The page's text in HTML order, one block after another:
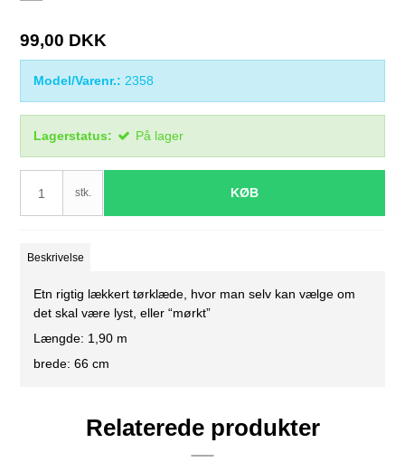
99,00 DKK
Model/Varenr.: 2358
Lagerstatus: På lager
stk. KØB
Beskrivelse
Etn rigtig lækkert tørklæde, hvor man selv kan vælge om
det skal være lyst, eller “mørkt”
Længde: 1,90 m
brede: 66 cm
Relaterede produkter